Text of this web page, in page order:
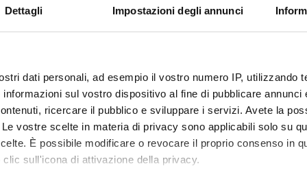
Dettagli Impostazioni degli annunci
dati personali, ad esempio il vostro numero IP, utilizzando
sul vostro dispositivo al fine di pubblicare annunci
ricercare il pubblico e sviluppare i servizi. Avete la
vostre scelte in materia di privacy sono applicabili solo su
È possibile modificare o revocare il proprio consenso in
sull'icona di attivazione della privacy.
as follows:
Credits Period Academic staff
0.5 not yet allocated Giuseppe Zamboni
Luchini 0.5 not yet allocated Claudio Luchini